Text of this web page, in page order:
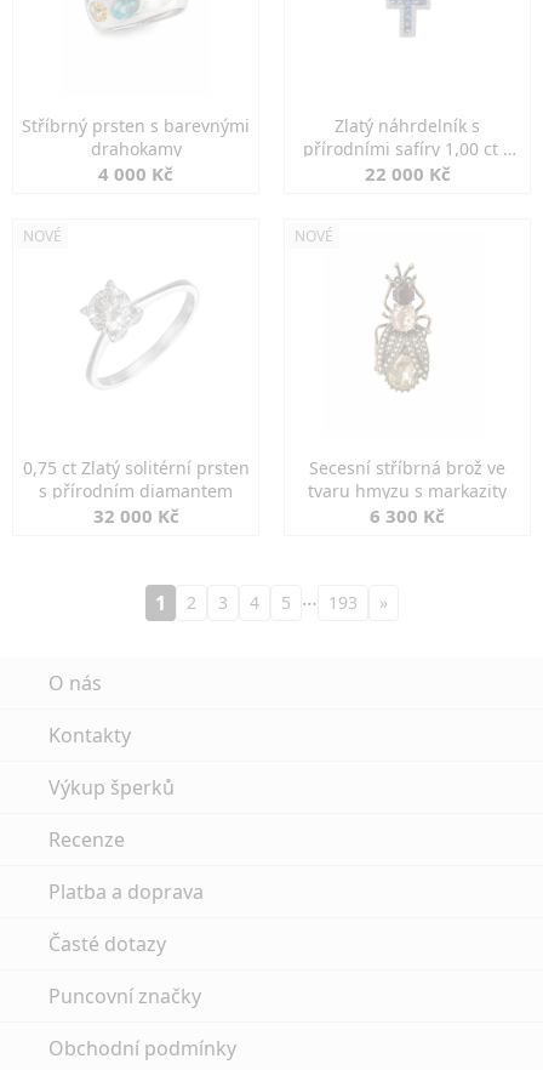
Stříbrný prsten s barevnými
drahokamy
4 000 Kč
Zlatý náhrdelník s
přírodními safíry 1,00 ct a
diamanty
22 000 Kč
NOVÉ
0,75 ct Zlatý solitérní prsten
s přírodním diamantem
32 000 Kč
NOVÉ
Secesní stříbrná brož ve
tvaru hmyzu s markazity
6 300 Kč
1 2 3 4 5 … 193 »
O nás
Kontakty
Výkup šperků
Recenze
Platba a doprava
Časté dotazy
Puncovní značky
Obchodní podmínky